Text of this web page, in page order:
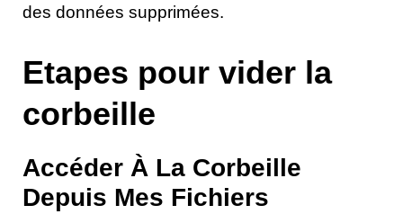
des données supprimées.
Etapes pour vider la
corbeille
Accéder À La Corbeille
Depuis Mes Fichiers